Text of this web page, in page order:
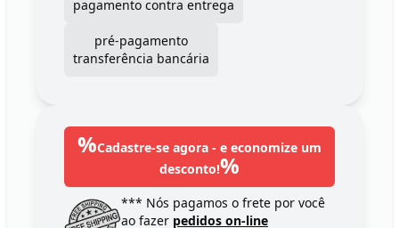
pagamento contra entrega
pré-pagamento
transferência bancária
%Cadastre-se agora - e economize um
desconto!%
*** Nós pagamos o frete por você
ao fazer pedidos on-line